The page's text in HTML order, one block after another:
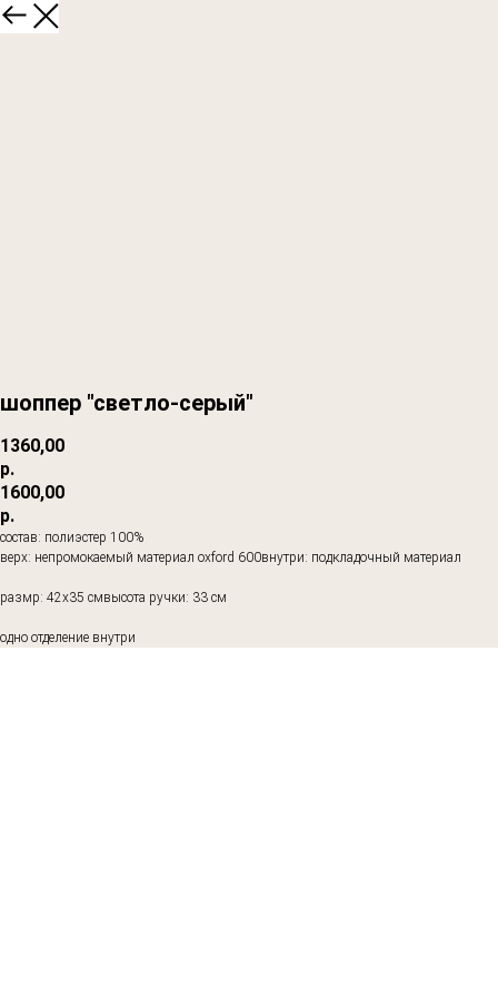
шоппер "светло-серый"
1360,00
р.
1600,00
р.
состав: полиэстер 100%
верх: непромокаемый материал oxford 600внутри: подкладочный материал
размр: 42х35 смвысота ручки: 33 см
одно отделение внутри